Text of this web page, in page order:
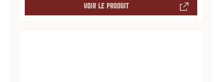
r
VOIR LE PRODUIT